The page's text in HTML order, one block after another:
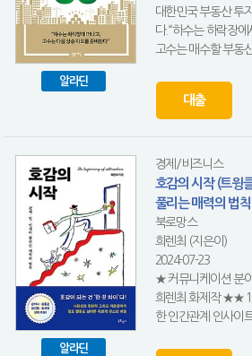
알라딘
대한민국 부동산 투
다.“하수는 하락장에
고수는 매수할 부동
대출
알라딘
경제/비즈니스
호감의 시작 (트윙
풀리는 매력의 법칙
북로망스
희렌최 (지은이)
2024-07-23
★ 커뮤니케이션 분
희렌최 화제작 ★★
한 인간관계 인사이